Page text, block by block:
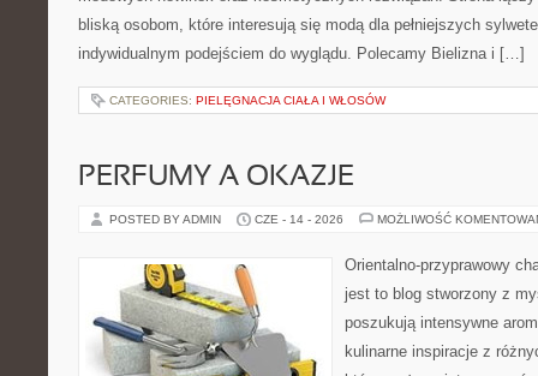
bliską osobom, które interesują się modą dla pełniejszych
indywidualnym podejściem do wyglądu. Polecamy Bielizna i […]
CATEGORIES: PIELĘGNACJA CIAŁA I WŁOSÓW
PERFUMY A OKAZJE
POSTED BY ADMIN CZE - 14 - 2026 MOŻLIWOŚĆ
Orientalno-przyprawowy
jest to blog stworzony z
poszukują intensywne
kulinarne inspiracje z